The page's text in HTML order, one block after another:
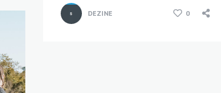
DEZINE 0